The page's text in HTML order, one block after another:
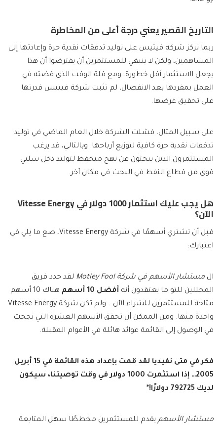
التاريخ القصير يعني درجة أعلى من المخاطرة
ربما تركز شركة فيتيس على توليد تدفقات نقدية حرة وإعادتها إلى
المساهمين، ولكن لا ينبغي للمستثمرين أن يفترضوا أن هذا
يجعل الاستثمار أقل خطورة. ومع قلة الوقت الذي قضته في
العمل بمفردها بعد الانفصال، لم تثبت شركة فيتيس قدرتها
على تحقيق غرضها.
على سبيل المثال، فشلت الشركة خلال العام الماضي في توليد
تدفقات نقدية حرة كافية لتوزيع أرباحها. وبالتالي، قد يرغب
المستثمرون الذين يبحثون عن نهج متحفظ لتوليد دخل سلبي
قوي من قطاع النفط في البحث في مكان آخر.
هل يجب عليك استثمار 1000 دولار في Vitesse Energy
الآن؟
قبل أن تشتري أسهمًا في شركة Vitesse Energy، ضع ما يلي في
اعتبارك:
ال مستشار الأسهم في شركة Motley Fool
لقد حدد فريق
المحللين للتو ما يعتقدون أنه أفضل 10 أسهم
هناك 10 أسهم
متاحة للمستثمرين للشراء الآن… ولم تكن شركة Vitesse Energy
واحدة منها. ومن الممكن أن تحقق الأسهم العشرة التي نجحت
في الوصول إلى القائمة عوائد هائلة في الأعوام المقبلة.
فكر في متى نفيديا
لقد قمت بإعداد هذه القائمة في 15 أبريل
2005… إذا استثمرت 1000 دولار في وقت توصيتنا،
سيكون
لديك 792725 دولارًا
!*
مستشار الأسهم يقدم للمستثمرين مخططًا سهل المتابعة